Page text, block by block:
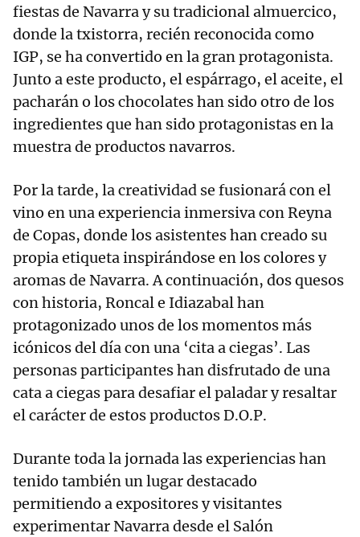
fiestas de Navarra y su tradicional almuercico,
donde la txistorra, recién reconocida como
IGP, se ha convertido en la gran protagonista.
Junto a este producto, el espárrago, el aceite, el
pacharán o los chocolates han sido otro de los
ingredientes que han sido protagonistas en la
muestra de productos navarros.
Por la tarde, la creatividad se fusionará con el
vino en una experiencia inmersiva con Reyna
de Copas, donde los asistentes han creado su
propia etiqueta inspirándose en los colores y
aromas de Navarra. A continuación, dos quesos
con historia, Roncal e Idiazabal han
protagonizado unos de los momentos más
icónicos del día con una ‘cita a ciegas’. Las
personas participantes han disfrutado de una
cata a ciegas para desafiar el paladar y resaltar
el carácter de estos productos D.O.P.
Durante toda la jornada las experiencias han
tenido también un lugar destacado
permitiendo a expositores y visitantes
experimentar Navarra desde el Salón